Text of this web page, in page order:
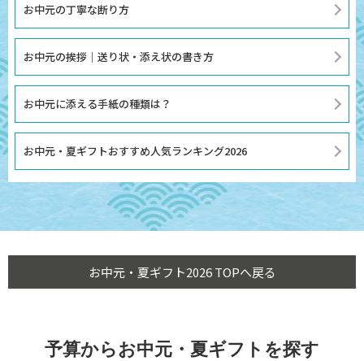
お中元の丁寧な断り方
お中元の挨拶｜送り状・添え状の書き方
お中元に添える手紙の種類は？
お中元・夏ギフトおすすめ人気ランキング2026
お中元・夏ギフト2026 TOPへ戻る
予算からお中元・夏ギフトを探す